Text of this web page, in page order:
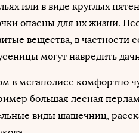
или в виде круглых
опасны для их жизни.
вещества, в
могут навредить
в мегаполисе комфортно
большая лесная
виды шашечниц,